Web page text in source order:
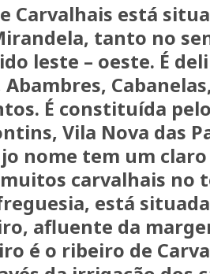
Carvalhais está
tanto no
leste – oeste. É
É constituída
Vila Nova das
nome tem um
carvalhais no
está
afluente da
é o ribeiro de